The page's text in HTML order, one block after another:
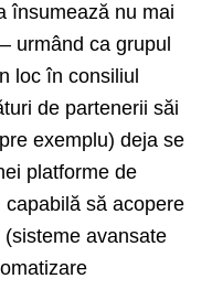
însumează nu mai
urmând ca grupul
loc în consiliul
de partenerii săi
exemplu) deja se
platforme de
să acopere
avansate